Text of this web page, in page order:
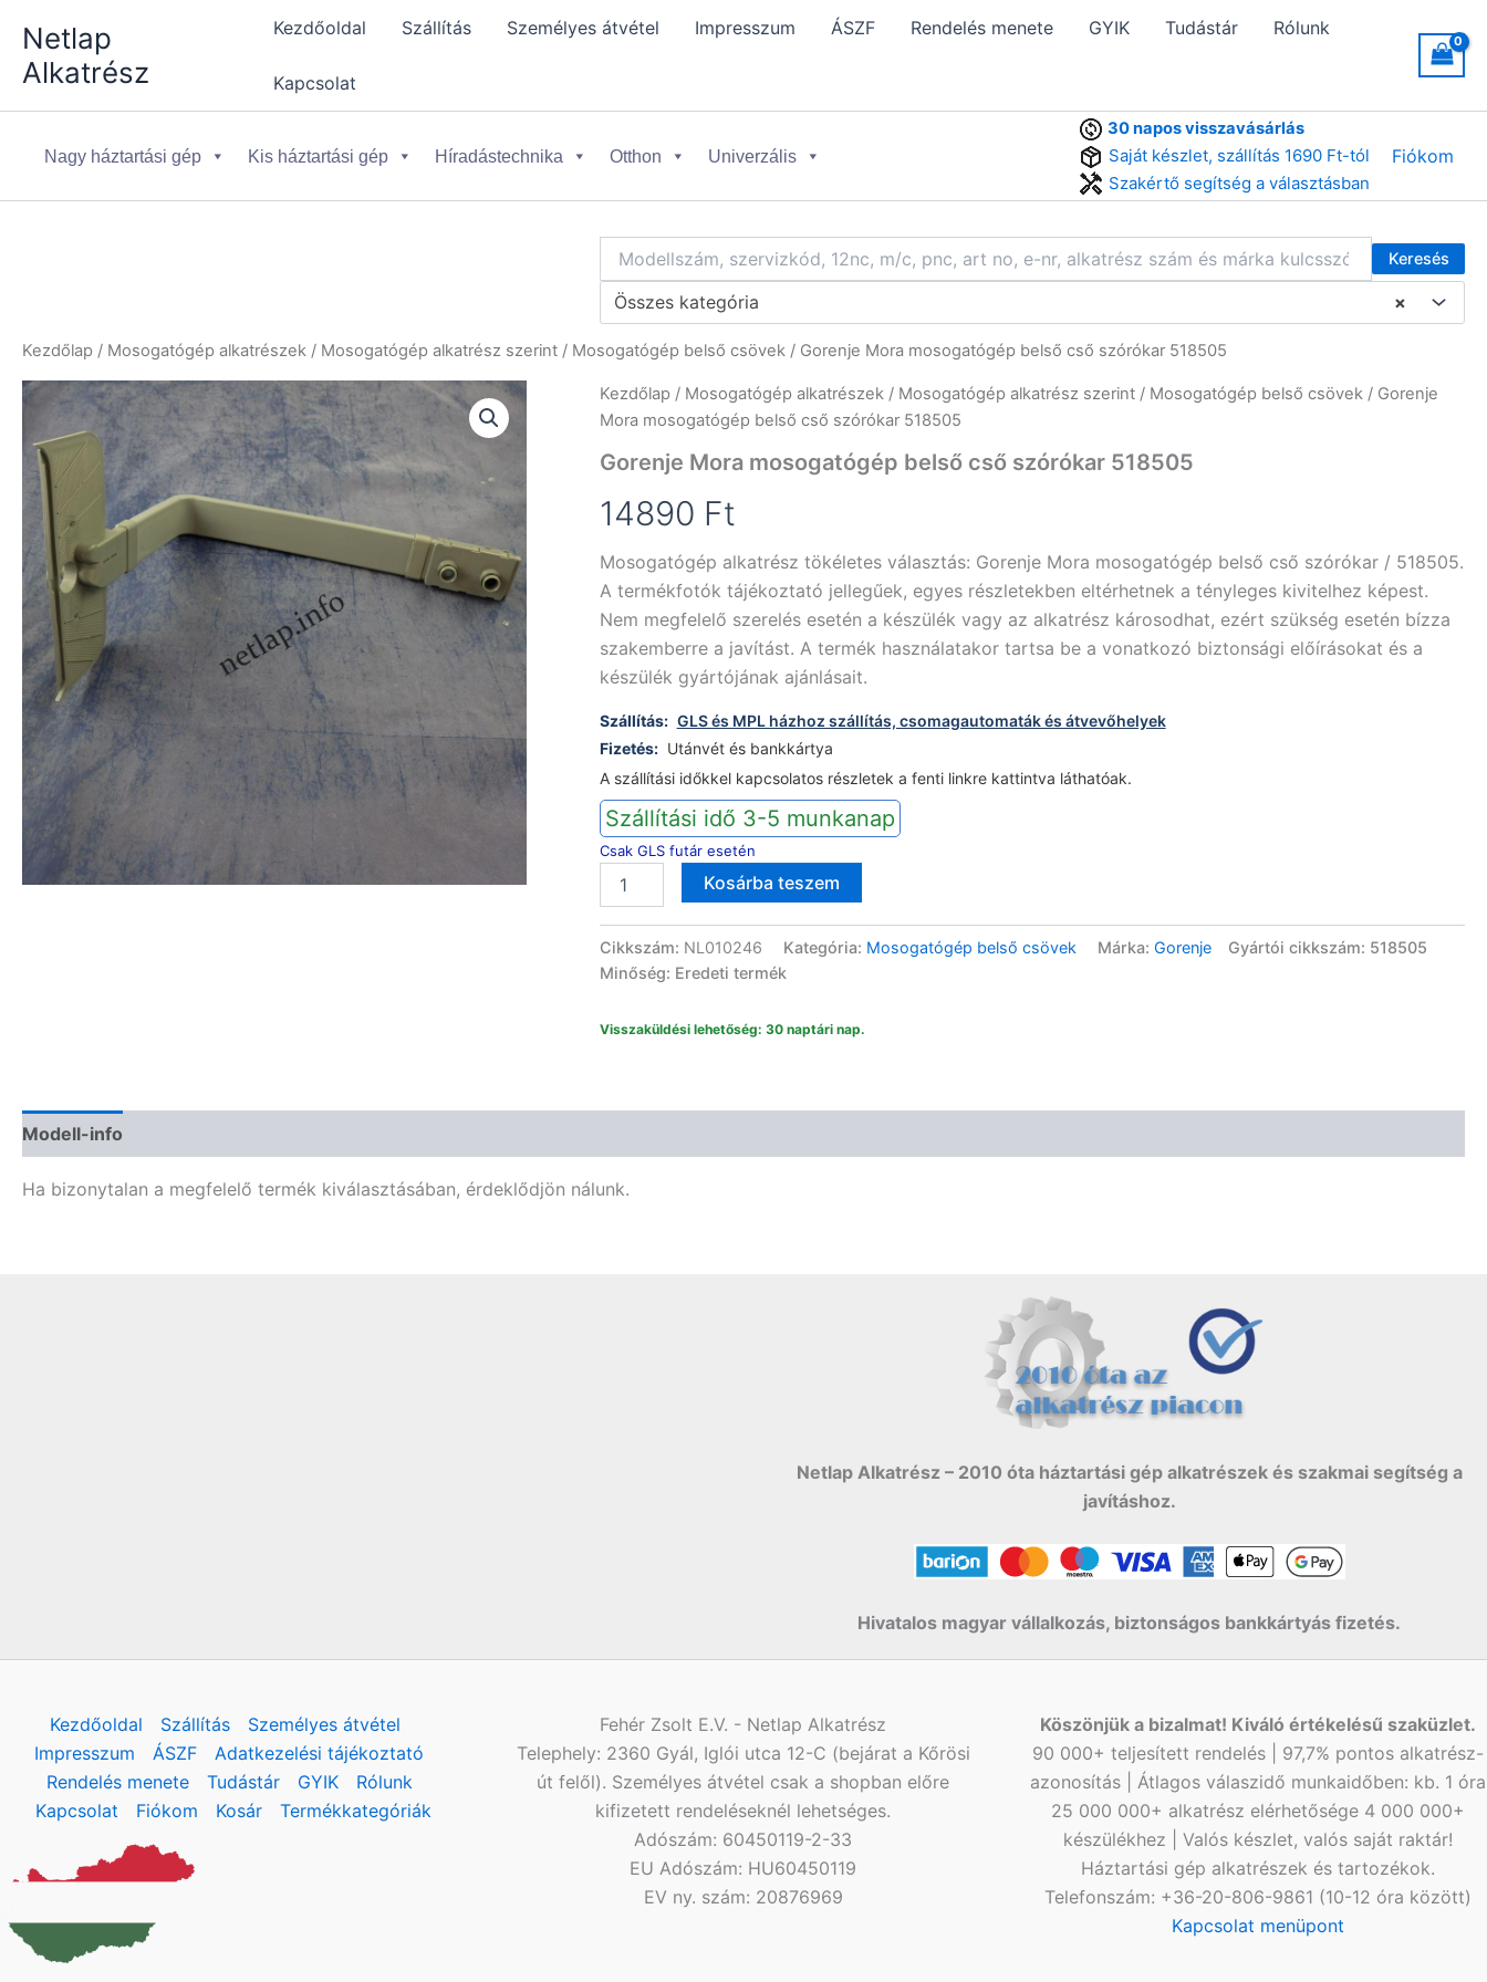
content
Netlap
Alkatrész
Kezdőoldal Szállítás Személyes átvétel Impresszum ÁSZF Rendelés menete GYIK Tudástár Rólunk
Kapcsolat
Nagy háztartási gép Kis háztartási gép Híradástechnika Otthon Univerzális
30 napos visszavásárlás
Saját készlet, szállítás 1690 Ft-tól
Szakértő segítség a választásban
Fiókom
Keresés
×
Összes kategória
Kezdőlap / Mosogatógép alkatrészek / Mosogatógép alkatrész szerint / Mosogatógép belső csövek / Gorenje Mora mosogatógép belső cső szórókar 518505
Kezdőlap / Mosogatógép alkatrészek/ Mosogatógép alkatrész szerint/ Mosogatógép belső csövek/ Gorenje
Mora mosogatógép belső cső szórókar 518505
Gorenje Mora mosogatógép belső cső szórókar 518505
14890 Ft
Mosogatógép alkatrész tökéletes választás: Gorenje Mora mosogatógép belső cső szórókar / 518505.
A termékfotók tájékoztató jellegűek, egyes részletekben eltérhetnek a tényleges kivitelhez képest.
Nem megfelelő szerelés esetén a készülék vagy az alkatrész károsodhat, ezért szükség esetén bízza
szakemberre a javítást. A termék használatakor tartsa be a vonatkozó biztonsági előírásokat és a
készülék gyártójának ajánlásait.
Szállítás: GLS és MPL házhoz szállítás, csomagautomaták és átvevőhelyek
Fizetés: Utánvét és bankkártya
A szállítási időkkel kapcsolatos részletek a fenti linkre kattintva láthatóak.
Szállítási idő 3-5 munkanap
Csak GLS futár esetén
Mora
belső
szórókar
mennyiség
Kosárba teszem
Cikkszám: NL010246 Kategória: Mosogatógép belső csövek Márka: Gorenje
Gyártói cikkszám: 518505
Minőség: Eredeti termék
Visszaküldési lehetőség: 30 naptári nap.
Modell-info
Ha bizonytalan a megfelelő termék kiválasztásában, érdeklődjön nálunk.
Netlap Alkatrész – 2010 óta háztartási gép alkatrészek és szakmai segítség a
javításhoz.
Hivatalos magyar vállalkozás, biztonságos bankkártyás fizetés.
Kezdőoldal Szállítás
Személyes átvétel
Impresszum
ÁSZF
Adatkezelési tájékoztató
Rendelés menete
Tudástár GYIK
Rólunk
Kapcsolat
Fiókom Kosár Termékkategóriák
Fehér Zsolt E.V. - Netlap Alkatrész
Telephely: 2360 Gyál, Iglói utca 12-C (bejárat a Kőrösi
út felől). Személyes átvétel csak a shopban előre
kifizetett rendeléseknél lehetséges.
Adószám: 60450119-2-33
EU Adószám: HU60450119
EV ny. szám: 20876969
Köszönjük a bizalmat! Kiváló értékelésű szaküzlet.
90 000+ teljesített rendelés | 97,7% pontos alkatrész-
azonosítás | Átlagos válaszidő munkaidőben: kb. 1 óra
25 000 000+ alkatrész elérhetősége 4 000 000+
készülékhez | Valós készlet, valós saját raktár!
Háztartási gép alkatrészek és tartozékok.
Telefonszám: +36-20-806-9861 (10-12 óra között)
Kapcsolat menüpont